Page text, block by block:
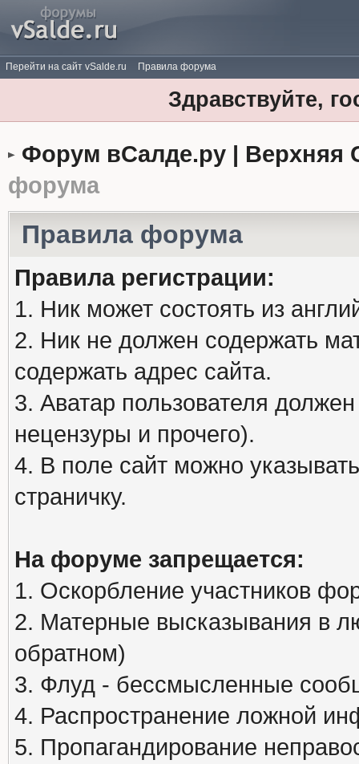
Перейти на сайт vSalde.ru Правила форума
Здравствуйте,
Форум вСалде.ру | Верхняя
форума
Правила форума
Правила регистрации:
1. Ник может состоять из
2. Ник не должен содержать
содержать адрес сайта.
3. Аватар пользователя
нецензуры и прочего).
4. В поле сайт можно
страничку.
На форуме запрещается:
1. Оскорбление участников
2. Матерные высказывания в
обратном)
3. Флуд - бессмысленные
4. Распространение ложной
5. Пропагандирование